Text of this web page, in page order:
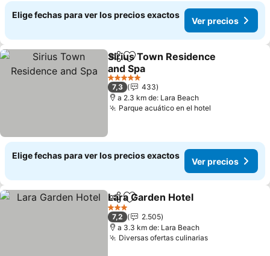
Elige fechas para ver los precios exactos
Ver precios
CompartirAgregar a favoritos
Sirius Town Residence
and Spa
5 Estrellas
7,3
433
a 2.3 km de: Lara Beach
Parque acuático en el hotel
Elige fechas para ver los precios exactos
Ver precios
CompartirAgregar a favoritos
Lara Garden Hotel
3 Estrellas
7,2
2.505
a 3.3 km de: Lara Beach
Diversas ofertas culinarias